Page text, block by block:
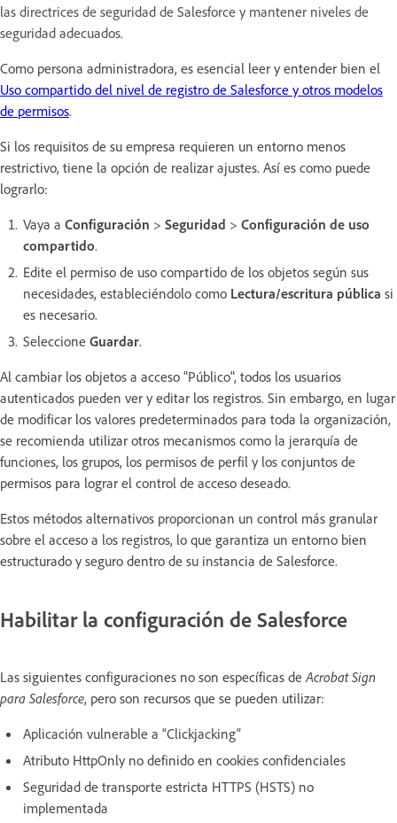
las directrices de seguridad de Salesforce y mantener niveles de
seguridad adecuados.
Como persona administradora, es esencial leer y entender bien el
Uso compartido del nivel de registro de Salesforce y otros modelos
de permisos.
Si los requisitos de su empresa requieren un entorno menos
restrictivo, tiene la opción de realizar ajustes. Así es como puede
lograrlo:
Vaya a Configuración > Seguridad > Configuración de uso
compartido.
Edite el permiso de uso compartido de los objetos según sus
necesidades, estableciéndolo como Lectura/escritura pública si
es necesario.
Seleccione Guardar.
Al cambiar los objetos a acceso "Público", todos los usuarios
autenticados pueden ver y editar los registros. Sin embargo, en lugar
de modificar los valores predeterminados para toda la organización,
se recomienda utilizar otros mecanismos como la jerarquía de
funciones, los grupos, los permisos de perfil y los conjuntos de
permisos para lograr el control de acceso deseado.
Estos métodos alternativos proporcionan un control más granular
sobre el acceso a los registros, lo que garantiza un entorno bien
estructurado y seguro dentro de su instancia de Salesforce.
Habilitar la configuración de Salesforce
Las siguientes configuraciones no son específicas deAcrobat Sign
para Salesforce, pero son recursos que se pueden utilizar:
Aplicación vulnerable a “Clickjacking”
Atributo HttpOnly no definido en cookies confidenciales
Seguridad de transporte estricta HTTPS (HSTS) no
implementada